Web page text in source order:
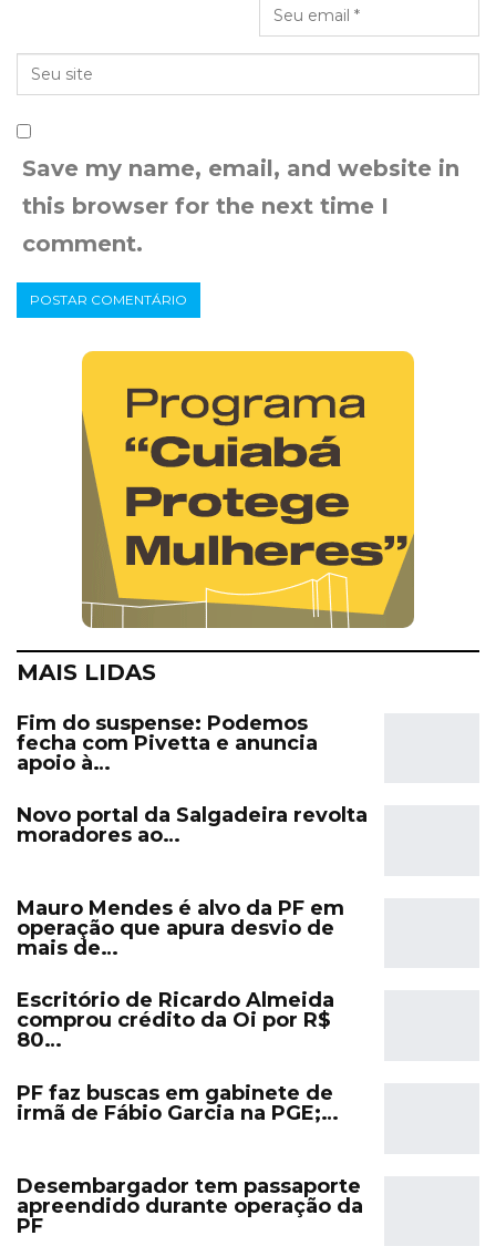
Save my name, email, and website in
this browser for the next time I
comment.
MAIS LIDAS
Fim do suspense: Podemos
fecha com Pivetta e anuncia
apoio à…
Novo portal da Salgadeira revolta
moradores ao…
Mauro Mendes é alvo da PF em
operação que apura desvio de
mais de…
Escritório de Ricardo Almeida
comprou crédito da Oi por R$
80…
PF faz buscas em gabinete de
irmã de Fábio Garcia na PGE;…
Desembargador tem passaporte
apreendido durante operação da
PF